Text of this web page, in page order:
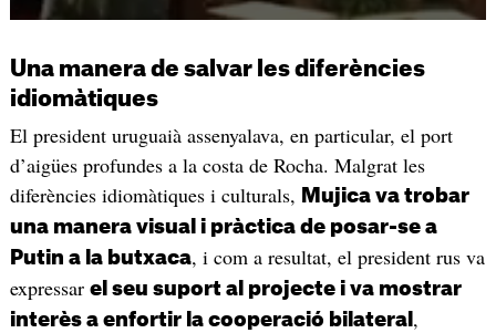
Una manera de salvar les diferències
idiomàtiques
El president uruguaià assenyalava, en particular, el port
d’aigües profundes a la costa de Rocha. Malgrat les
diferències idiomàtiques i culturals, Mujica va trobar
una manera visual i pràctica de posar-se a
Putin a la butxaca, i com a resultat, el president rus va
expressar el seu suport al projecte i va mostrar
interès a enfortir la cooperació bilateral ,